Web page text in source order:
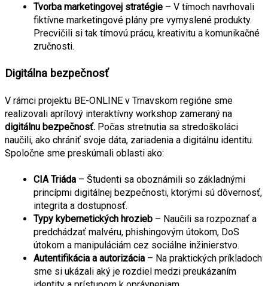
Tvorba marketingovej stratégie – V tímoch navrhovali
fiktívne marketingové plány pre vymyslené produkty.
Precvičili si tak tímovú prácu, kreativitu a komunikačné
zručnosti.
Digitálna bezpečnosť
V rámci projektu BE-ONLINE v Trnavskom regióne sme
digitálnu bezpečnosť. Počas stretnutia sa stredoškoláci
naučili, ako chrániť svoje dáta, zariadenia a digitálnu identitu.
Spoločne sme preskúmali oblasti ako:
CIA Triáda – Študenti sa oboznámili so základnými
princípmi digitálnej bezpečnosti, ktorými sú dôvernosť,
integrita a dostupnosť.
Typy kybernetických hrozieb – Naučili sa rozpoznať a
predchádzať malvéru, phishingovým útokom, DoS
útokom a manipuláciám cez sociálne inžinierstvo.
Autentifikácia a autorizácia – Na praktických príkladoch
sme si ukázali aký je rozdiel medzi preukázaním